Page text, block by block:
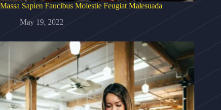
Massa Sapien Faucibus Molestie Feugiat Malesuada
May 19, 2022